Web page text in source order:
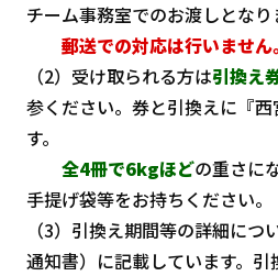
チーム事務室でのお渡しとなり
郵送での対応は行いません。
（2）受け取られる方は引換え
参ください。券と引換えに『
す。
全4冊で6kgほどの重さに
手提げ袋等をお持ちください。
（3）引換え期間等の詳細に
通知書）に記載しています。